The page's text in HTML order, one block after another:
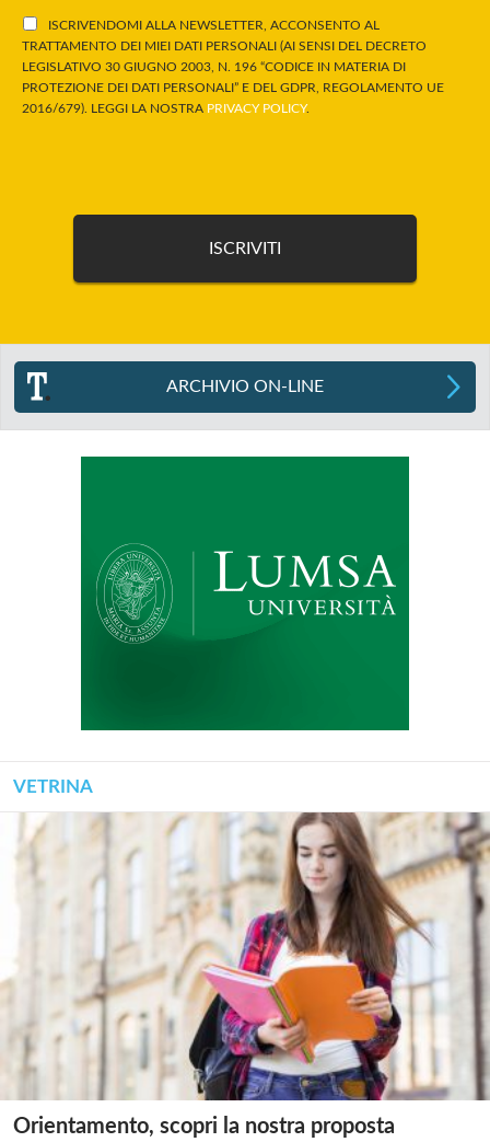
ISCRIVENDOMI ALLA NEWSLETTER, ACCONSENTO AL
TRATTAMENTO DEI MIEI DATI PERSONALI (AI SENSI DEL DECRETO
LEGISLATIVO 30 GIUGNO 2003, N. 196 “CODICE IN MATERIA DI
PROTEZIONE DEI DATI PERSONALI” E DEL GDPR, REGOLAMENTO UE
2016/679). LEGGI LA NOSTRA PRIVACY POLICY.
ARCHIVIO ON-LINE
VETRINA
Orientamento, scopri la nostra proposta